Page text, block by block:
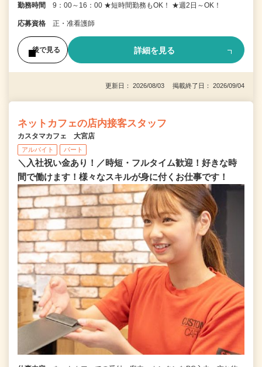
勤務時間 9：00～16：00 ★短時間勤務もOK！ ★週2日～OK！
応募資格 正・准看護師
後で見る 詳細を見る
更新日： 2026/08/03 掲載終了日： 2026/09/04
ネットカフェの店内接客スタッフ
カスタマカフェ 大宮店
アルバイト パート
＼入社祝い金あり！／時短・フルタイム歓迎！好きな時
間で働けます！様々なスキルが身に付くお仕事です！